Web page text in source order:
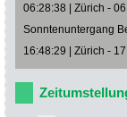
06:28:38 | Zürich -
Sonntenuntergang
16:48:29 | Zürich -